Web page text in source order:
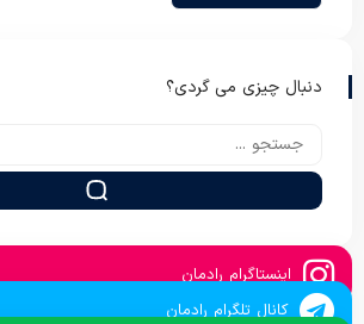
دنبال چیزی می گردی؟
اینستاگرام رادمان
کانال تلگرام رادمان